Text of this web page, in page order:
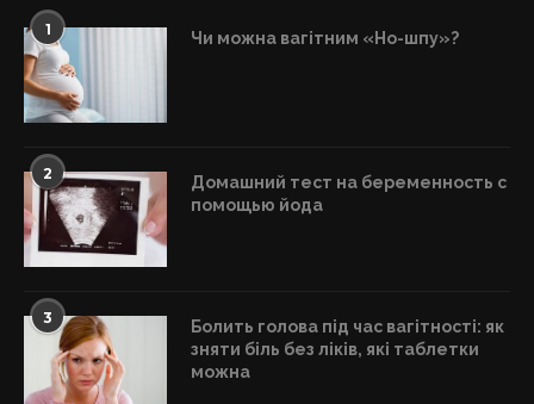
1 Чи можна вагітним «Но-шпу»?
2
Домашний тест на беременность с
помощью йода
3
Болить голова під час вагітності: як
зняти біль без ліків, які таблетки
можна